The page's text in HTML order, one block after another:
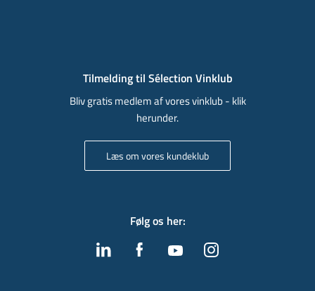
Tilmelding til Sélection Vinklub
Bliv gratis medlem af vores vinklub - klik
herunder.
Læs om vores kundeklub
Følg os her: